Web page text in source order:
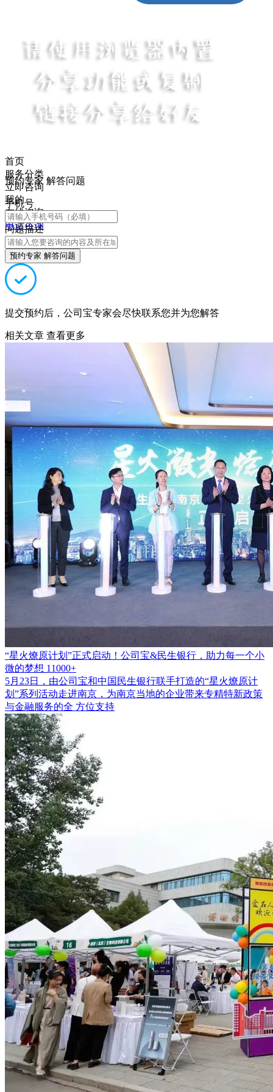
首页
服务分类
立即咨询
我的
在线咨询
电话咨询
预约专家 解答问题
手机号
问题描述
预约专家 解答问题
提交预约后，公司宝专家会尽快联系您并为您解答
相关文章 查看更多
“星火燎原计划”正式启动！公司宝&民生银行，助力每一个小
微的梦想 11000+
5月23日，由公司宝和中国民生银行联手打造的“星火燎原计
划”系列活动走进南京，为南京当地的企业带来专精特新政策
与金融服务的全 方位支持